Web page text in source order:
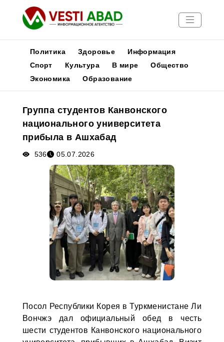
Новости
Медиа
Афиша
Политика Здоровье
Информация
Спорт
Культура В мире
Общество
Экономика
Образование
Группа студентов Канвонского
национального университета
прибыла в Ашхабад
536 05.07.2026
Посол Республики Корея в Туркменистане Ли
Вончжэ дал официальный обед в честь
шести студентов Канвонского национального